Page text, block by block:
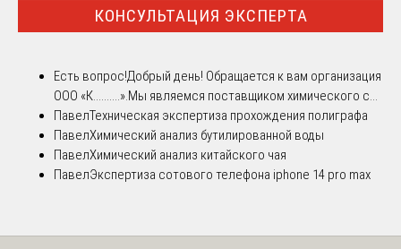
КОНСУЛЬТАЦИЯ ЭКСПЕРТА
Есть вопрос!Добрый день! Обращается к вам организация
ООО «К..........».Мы являемся поставщиком химического с...
ПавелТехническая экспертиза прохождения полиграфа
ПавелХимический анализ бутилированной воды
ПавелХимический анализ китайского чая
ПавелЭкспертиза сотового телефона iphone 14 pro max